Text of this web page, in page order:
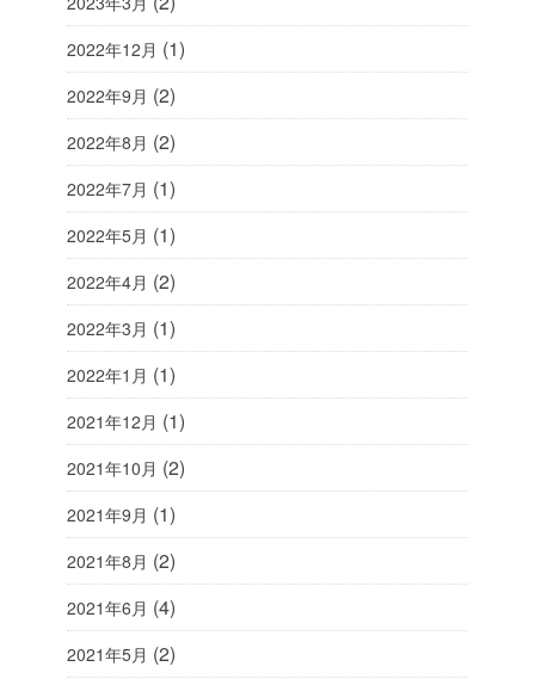
2022年12月 (1)
2022年9月 (2)
2022年8月 (2)
2022年7月 (1)
2022年5月 (1)
2022年4月 (2)
2022年3月 (1)
2022年1月 (1)
2021年12月 (1)
2021年10月 (2)
2021年9月 (1)
2021年8月 (2)
2021年6月 (4)
2021年5月 (2)